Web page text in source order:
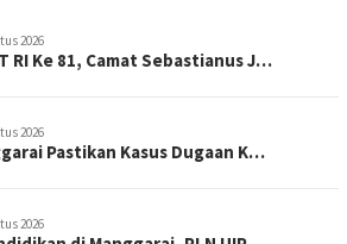
2026
RI Ke 81, Camat Sebastianus J…
2026
Pastikan Kasus Dugaan K…
2026